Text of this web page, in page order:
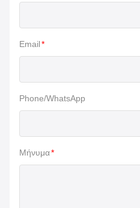
Email*
Phone/WhatsApp
Μήνυμα*